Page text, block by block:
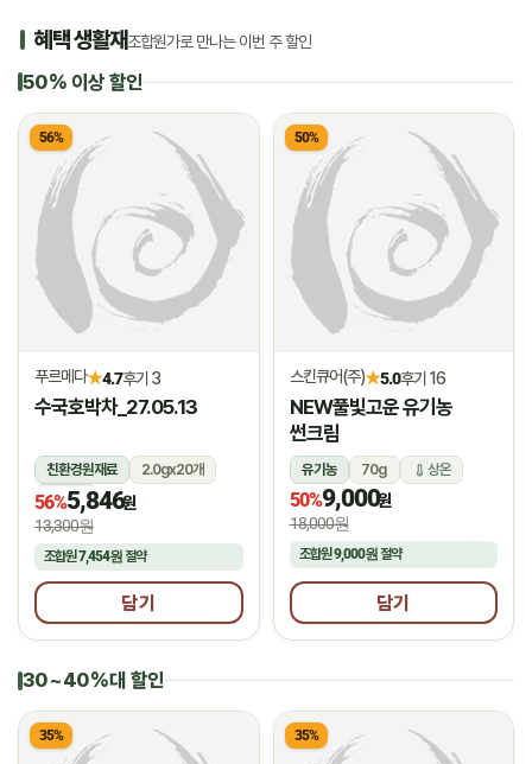
혜택 생활재조합원가로 만나는 이번 주 할인
50% 이상 할인
56%
푸르메다★4.7후기 3
수국호박차_27.05.13
친환경원재료
2.0gx20개
상온
56%5,846원
13,300원
조합원7,454원 절약
담기
50%
스킨큐어(주)★5.0후기 16
NEW풀빛고운 유기농
썬크림
유기농 70g 상온
50%9,000원
18,000원
조합원9,000원절약
담기
30~40%대 할인
35% 35%